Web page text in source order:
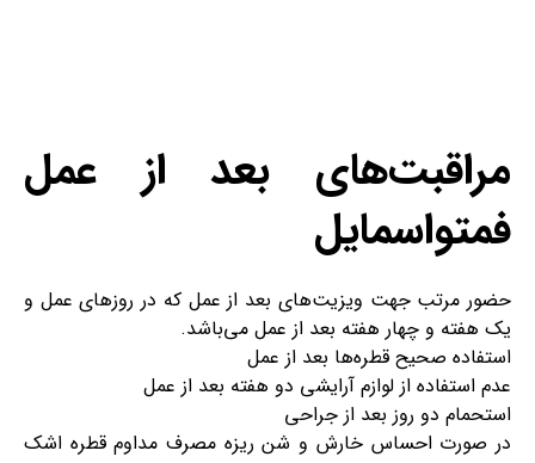
مراقبت‌های بعد از عمل
فمتواسمایل
حضور مرتب جهت ویزیت‌های بعد از عمل که در روز‌های عمل و
یک هفته و چهار هفته بعد از عمل می‌باشد.
استفاده صحیح قطره‌ها بعد از عمل
عدم استفاده از لوازم آرایشی دو هفته بعد از عمل
استحمام دو روز بعد از جراحی
در صورت احساس خارش و شن ریزه مصرف مداوم قطره اشک